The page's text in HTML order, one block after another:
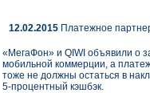
12.02.2015 Платежное
«МегаФон» и QIWI объявили о
мобильной коммерции, а
тоже не должны остаться в
5-процентный кэшбэк.